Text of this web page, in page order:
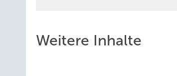
Weitere Inhalte